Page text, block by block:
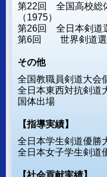
第22回 全国高校総
（1975）
第26回 全日本剣道
第6回 世界剣道選
その他
全国教職員剣道大会
全日本東西対抗剣道
国体出場
【指導実績】
全日本学生剣道優
全日本女子学生剣
【社会貢献実績】